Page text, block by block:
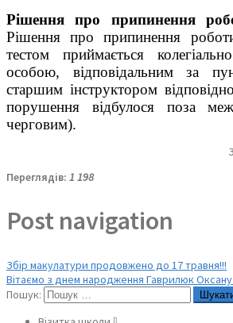
Рішення про припинення
Рішення про припинення
тестом приймається
особою, відповідальним за
старшим інструктором
порушення відбулося поза
черговим).
Переглядів: 1 198
Post navigation
Збір макулатури продовжено до 17 травня!!!
Вітаємо з днем народження Гаврилюк Оксану
Пошук: